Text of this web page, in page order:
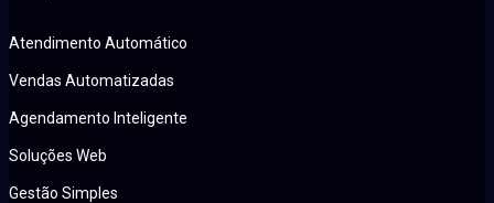
Atendimento Automático
Vendas Automatizadas
Agendamento Inteligente
Soluções Web
Gestão Simples